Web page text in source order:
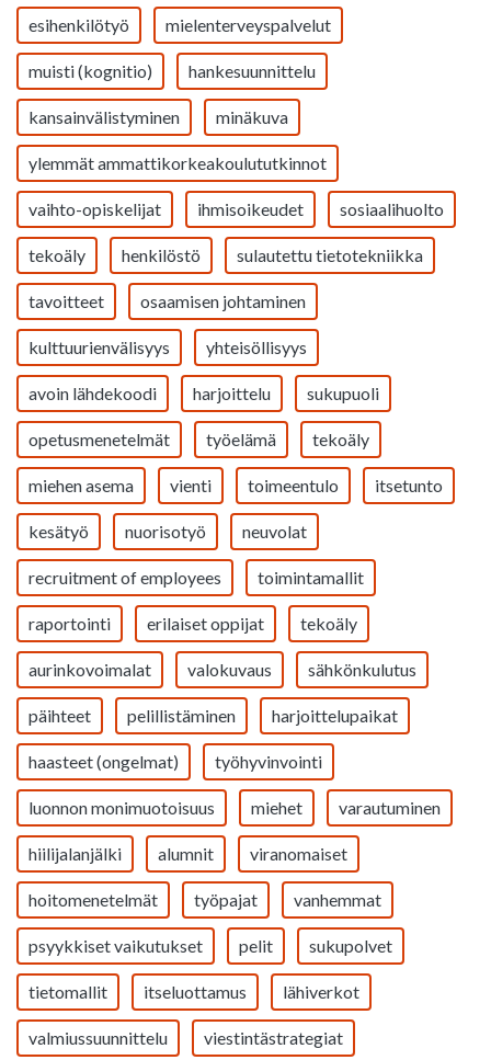
esihenkilötyö mielenterveyspalvelut
muisti (kognitio) hankesuunnittelu
kansainvälistyminen minäkuva
ylemmät ammattikorkeakoulututkinnot
vaihto-opiskelijat ihmisoikeudet sosiaalihuolto
tekoäly henkilöstö sulautettu tietotekniikka
tavoitteet osaamisen johtaminen
kulttuurienvälisyys yhteisöllisyys
avoin lähdekoodi harjoittelu sukupuoli
opetusmenetelmät työelämä tekoäly
miehen asema vienti toimeentulo itsetunto
kesätyö nuorisotyö neuvolat
recruitment of employees toimintamallit
raportointi erilaiset oppijat tekoäly
aurinkovoimalat valokuvaus sähkönkulutus
päihteet pelillistäminen harjoittelupaikat
haasteet (ongelmat) työhyvinvointi
luonnon monimuotoisuus miehet varautuminen
hiilijalanjälki alumnit viranomaiset
hoitomenetelmät työpajat vanhemmat
psyykkiset vaikutukset pelit sukupolvet
tietomallit itseluottamus lähiverkot
valmiussuunnittelu viestintästrategiat